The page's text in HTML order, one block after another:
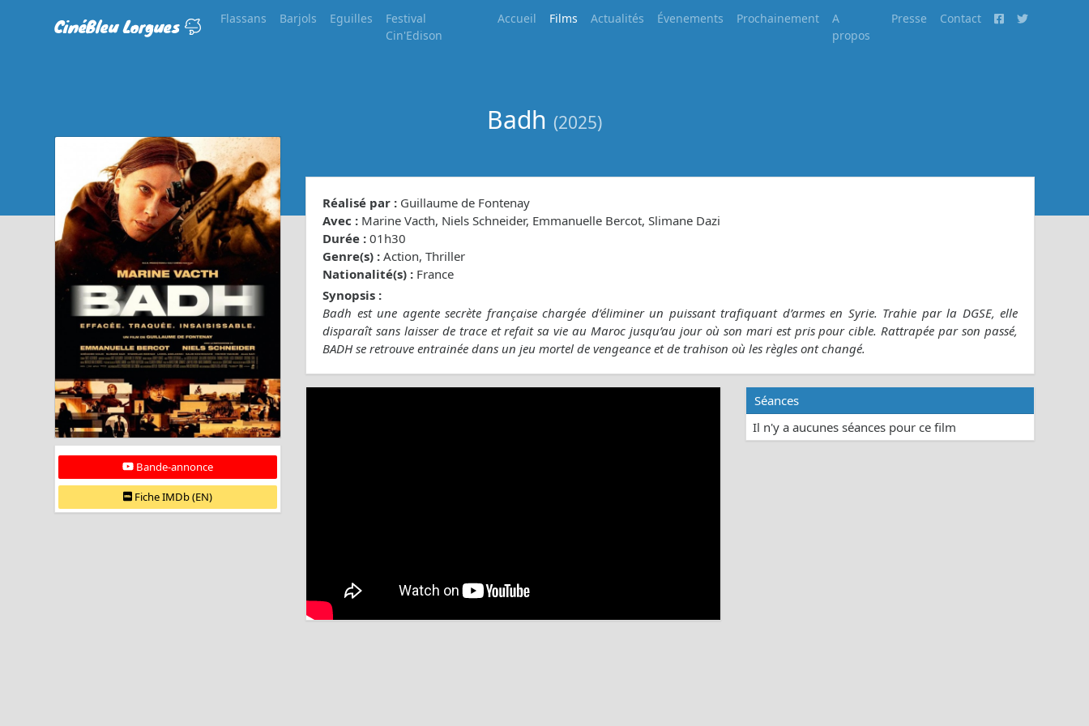
CinéBleu Lorgues Flassans Barjols Eguilles
Festival
Cin'Edison
Accueil Films Actualités Évenements Prochainement
A
propos
Presse Contact
Badh (2025)
Bande-annonce
Fiche IMDb (EN)
Réalisé par : Guillaume de Fontenay
Avec : Marine Vacth, Niels Schneider, Emmanuelle Bercot, Slimane Dazi
Durée : 01h30
Genre(s) : Action, Thriller
Nationalité(s) : France
Synopsis :
Badh est une agente secrète française chargée d’éliminer un puissant trafiquant d’armes en Syrie. Trahie par la DGSE, elle
disparaît sans laisser de trace et refait sa vie au Maroc jusqu’au jour où son mari est pris pour cible. Rattrapée par son passé,
BADH se retrouve entrainée dans un jeu mortel de vengeance et de trahison où les règles ont changé.
Séances
Il n'y a aucunes séances pour ce film